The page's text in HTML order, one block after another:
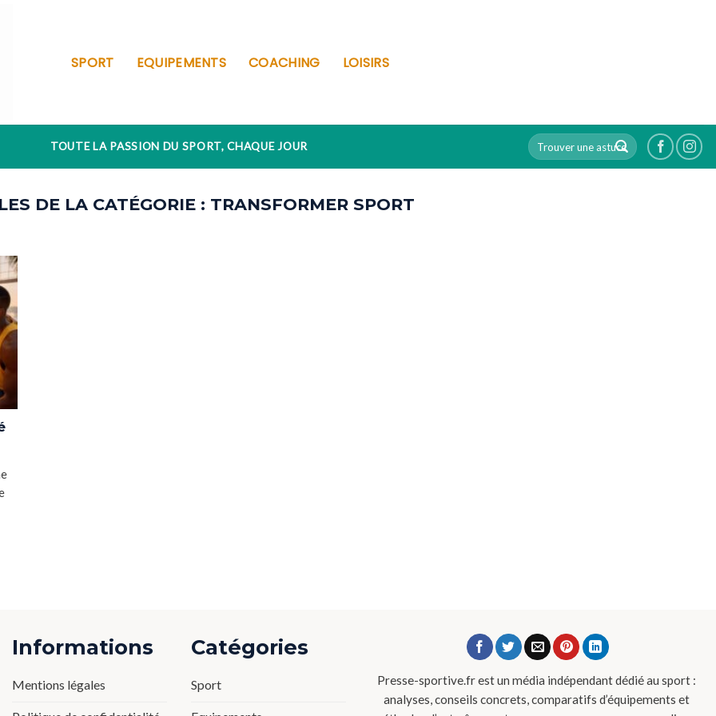
SPORT EQUIPEMENTS COACHING LOISIRS
TOUTE LA PASSION DU SPORT, CHAQUE JOUR
TRANSFORMER SPORT
Informations
Mentions légales
Catégories
Sport
Presse-sportive.fr est un média indépendant dédié au sport :
analyses, conseils concrets, comparatifs d’équipements et